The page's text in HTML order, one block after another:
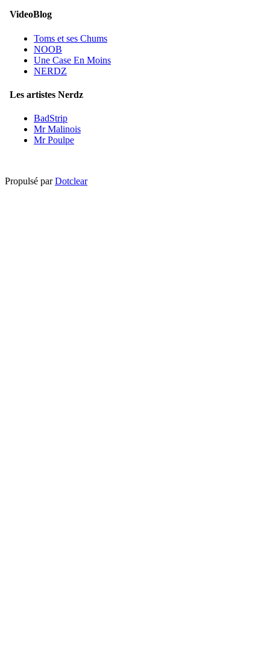
VideoBlog
Toms et ses Chums
NOOB
Une Case En Moins
NERDZ
Les artistes Nerdz
BadStrip
Mr Malinois
Mr Poulpe
Propulsé parDotclear